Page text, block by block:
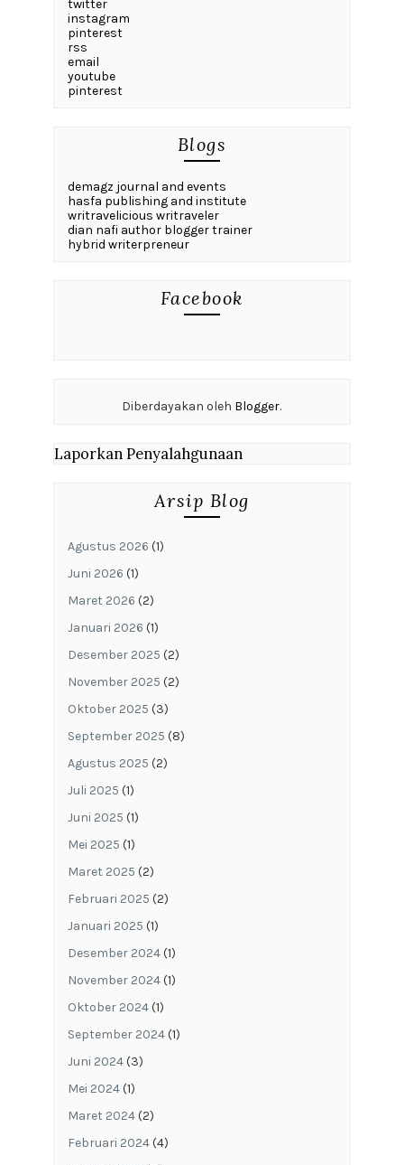
twitter
instagram
pinterest
rss
email
youtube
pinterest
Blogs
demagz journal and events
hasfa publishing and institute
writravelicious writraveler
dian nafi author blogger trainer
hybrid writerpreneur
Facebook
Diberdayakan oleh Blogger.
Laporkan Penyalahgunaan
Arsip Blog
Agustus 2026 (1)
Juni 2026 (1)
Maret 2026 (2)
Januari 2026 (1)
Desember 2025 (2)
November 2025 (2)
Oktober 2025 (3)
September 2025 (8)
Agustus 2025 (2)
Juli 2025 (1)
Juni 2025 (1)
Mei 2025 (1)
Maret 2025 (2)
Februari 2025 (2)
Januari 2025 (1)
Desember 2024(1)
November 2024(1)
Oktober 2024(1)
September 2024(1)
Juni 2024(3)
Mei 2024(1)
Maret 2024(2)
Februari 2024(4)